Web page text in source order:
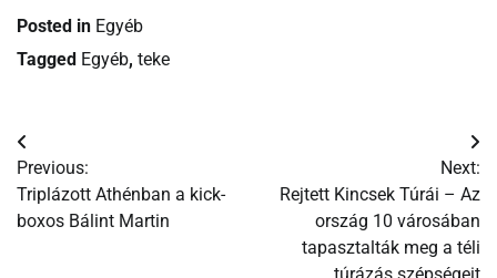
Posted in Egyéb
Tagged Egyéb, teke
Bejegyzés
navigáció
Previous:
Triplázott Athénban a kick-
boxos Bálint Martin
Next:
Rejtett Kincsek Túrái – Az
ország 10 városában
tapasztalták meg a téli
túrázás szépségeit